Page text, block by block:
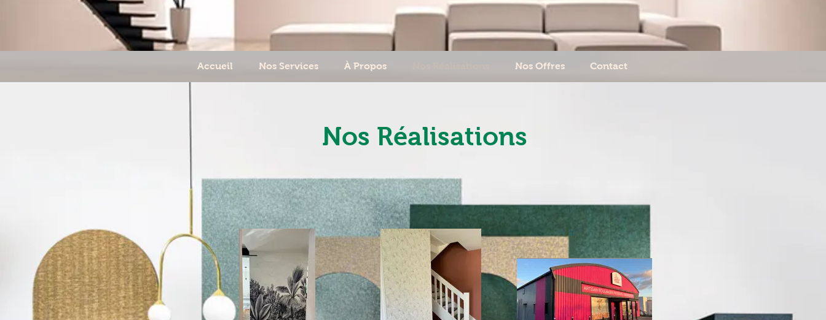
Accueil Nos Services À Propos Nos Offres Contact
Nos Réalisations